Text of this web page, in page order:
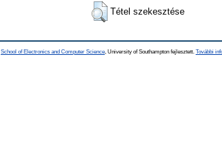
Tétel szekesztése
School of Electronics and Computer Science , University of Southampton fejlesztett. További